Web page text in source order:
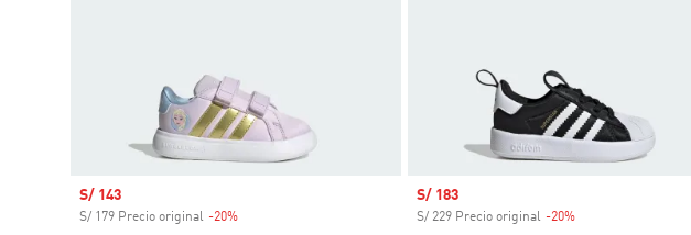
Precio de venta
S/ 143
S/ 179 Precio original -20%
Precio de venta
S/ 183
S/ 229 Precio original -20%Descuento